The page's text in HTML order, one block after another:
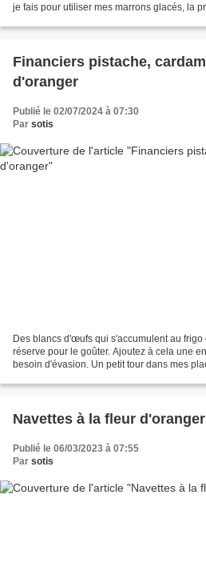
je fais pour utiliser mes marrons glacés, la
Financiers pistache,
d'oranger
Publié le 02/07/2024 à 07:30
Par sotis
Des blancs d'œufs qui s'accumulent au frigo
réserve pour le goûter. Ajoutez à cela une
besoin d'évasion. Un petit tour dans mes
Navettes à la fleur d'oranger
Publié le 06/03/2023 à 07:55
Par sotis